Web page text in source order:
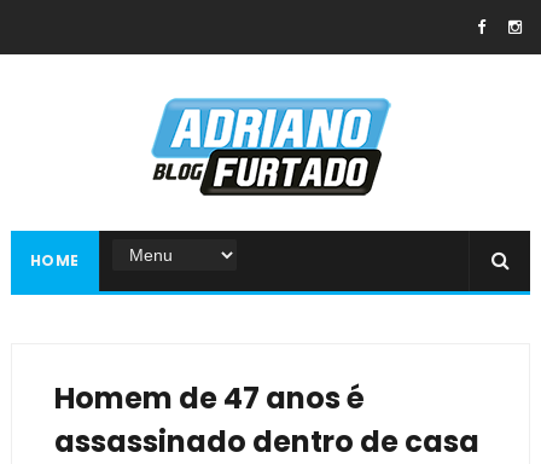
HOME
Homem de 47 anos é
assassinado dentro de casa